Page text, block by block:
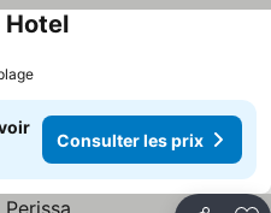
Hotel
Consulter les prix